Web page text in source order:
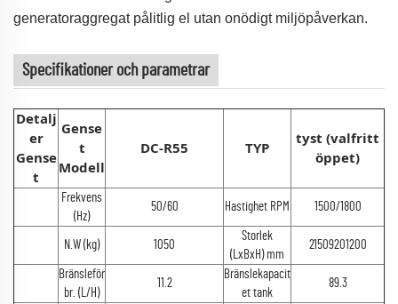
generatoraggregat pålitlig el utan onödigt miljöpåverkan.
Specifikationer och parametrar
Detalj
er
Gense
t
Gense
t
Modell
DC-R55 TYP
tyst (valfritt
öppet)
Frekvens
(Hz)
50/60 Hastighet RPM 1500/1800
N.W (kg) 1050
Storlek
(LxBxH) mm
21509201200
Bränsleför
br. (L/H)
11.2
Bränslekapacit
et tank
89.3